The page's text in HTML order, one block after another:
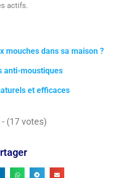
actifs.
mouches dans sa maison ?
anti-moustiques
et efficaces
(17 votes)